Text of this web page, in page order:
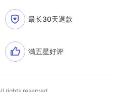
最长30天退款
满五星好评